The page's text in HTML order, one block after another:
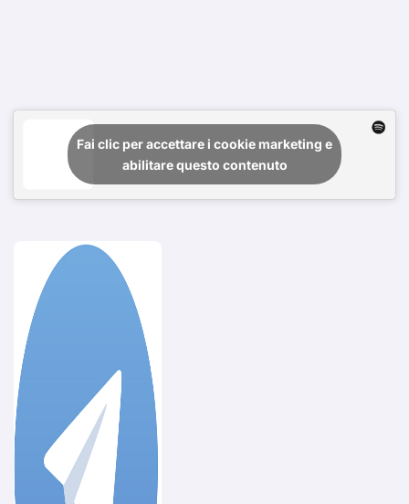
Fai clic per accettare i cookie marketing e
abilitare questo contenuto